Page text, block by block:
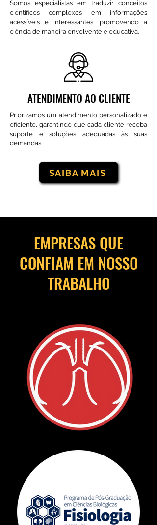
Somos especialistas em traduzir conceitos
científicos complexos em informações
acessíveis e interessantes, promovendo a
ciência de maneira envolvente e educativa.
ATENDIMENTO AO CLIENTE
Priorizamos um atendimento personalizado e
eficiente, garantindo que cada cliente receba
suporte e soluções adequadas às suas
demandas.
SAIBA MAIS
EMPRESAS QUE
CONFIAM EM NOSSO
TRABALHO